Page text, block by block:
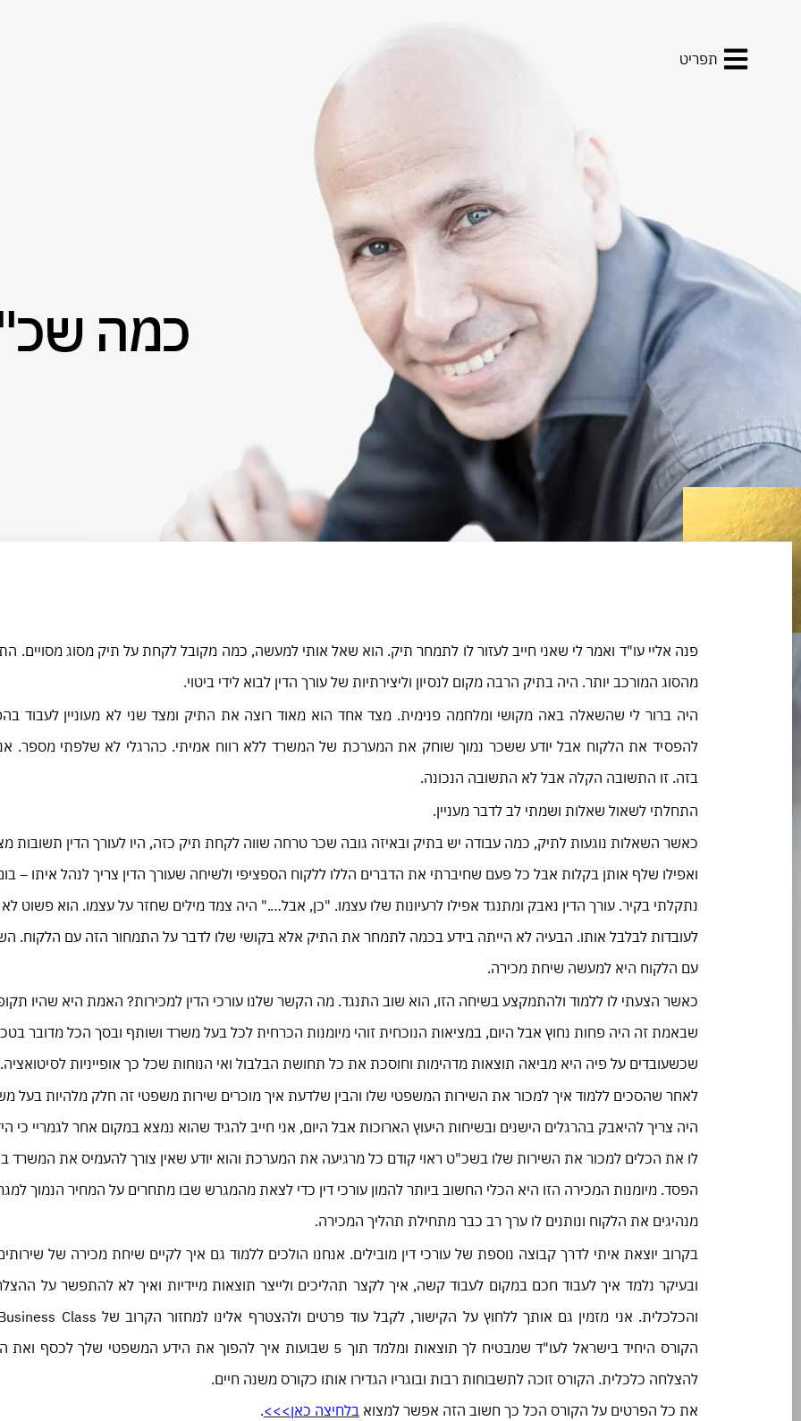
תפריט
כמה
פנה אליי עו"ד ואמר לי שאני חייב לעזור לו לתמחר תיק. הוא שאל אותי למעשה, כמה מקובל לקחת על תיק מסוג מסויים.
מהסוג המורכב יותר. היה בתיק הרבה מקום לנסיון וליצירתיות של עורך הדין לבוא לידי ביטוי.
היה ברור לי שהשאלה באה מקושי ומלחמה פנימית. מצד אחד הוא מאוד רוצה את התיק ומצד שני לא מעוניין לעבוד
להפסיד את הלקוח אבל יודע ששכר נמוך שוחק את המערכת של המשרד ללא רווח אמיתי. כהרגלי לא שלפתי מספר.
בזה. זו התשובה הקלה אבל לא התשובה הנכונה.
התחלתי לשאול שאלות ושמתי לב לדבר מעניין.
כאשר השאלות נוגעות לתיק, כמה עבודה יש בתיק ובאיזה גובה שכר טרחה שווה לקחת תיק כזה, היו לעורך הדין תשובות
ואפילו שלף אותן בקלות אבל כל פעם שחיברתי את הדברים הללו ללקוח הספציפי ולשיחה שעורך הדין צריך לנהל איתו –
נתקלתי בקיר. עורך הדין נאבק ומתנגד אפילו לרעיונות שלו עצמו. "כן, אבל…." היה צמד מילים שחזר על עצמו. הוא פשוט לא
לעובדות לבלבל אותו. הבעיה לא הייתה בידע בכמה לתמחר את התיק אלא בקושי שלו לדבר על התמחור הזה עם הלקוח.
עם הלקוח היא למעשה שיחת מכירה.
כאשר הצעתי לו ללמוד ולהתמקצע בשיחה הזו, הוא שוב התנגד. מה הקשר שלנו עורכי הדין למכירות? האמת היא שהיו
שבאמת זה היה פחות נחוץ אבל היום, במציאות הנוכחית זוהי מיומנות הכרחית לכל בעל משרד ושותף ובסך הכל מדובר
שכשעובדים על פיה היא מביאה תוצאות מדהימות וחוסכת את כל תחושת הבלבול ואי הנוחות שכל כך אופייניות לסיטואציה.
לאחר שהסכים ללמוד איך למכור את השירות המשפטי שלו והבין שלדעת איך מוכרים שירות משפטי זה חלק מלהיות בעל
היה צריך להיאבק בהרגלים הישנים ובשיחות היעוץ הארוכות אבל היום, אני חייב להגיד שהוא נמצא במקום אחר לגמריי כי
לו את הכלים למכור את השירות שלו בשכ"ט ראוי קודם כל מרגיעה את המערכת והוא יודע שאין צורך להעמיס את המשרד
הפסד. מיומנות המכירה הזו היא הכלי החשוב ביותר להמון עורכי דין כדי לצאת מהמגרש שבו מתחרים על המחיר הנמוך
מנהיגים את הלקוח ונותנים לו ערך רב כבר מתחילת תהליך המכירה.
בקרוב יוצאת איתי לדרך קבוצה נוספת של עורכי דין מובילים. אנחנו הולכים ללמוד גם איך לקיים שיחת מכירה של
ובעיקר נלמד איך לעבוד חכם במקום לעבוד קשה, איך לקצר תהליכים ולייצר תוצאות מיידיות ואיך לא להתפשר על
הקורס היחיד בישראל לעו"ד שמבטיח לך תוצאות ומלמד תוך 5 שבועות איך להפוך את הידע המשפטי
להצלחה כלכלית. הקורס זוכה לתשבוחות רבות ובוגריו הגדירו אותו כקורס משנה חיים.
את כל הפרטים על הקורס הכל כך חשוב הזה אפשר למצואבלחיצה כאן>>>.